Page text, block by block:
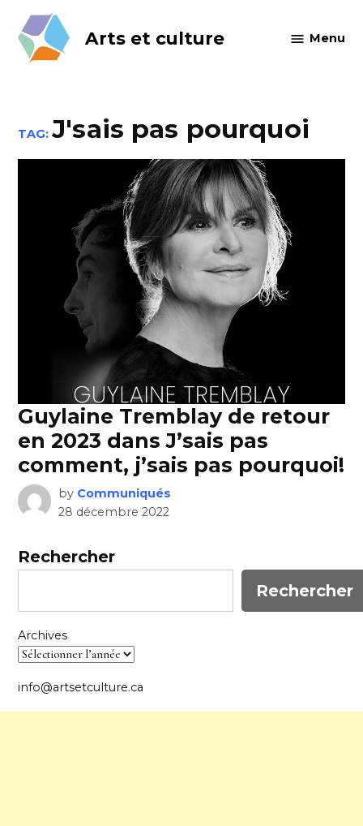
content
Arts et culture Menu
TAG:J'sais pas pourquoi
Guylaine Tremblay de retour
en 2023 dans J’sais pas
comment, j’sais pas pourquoi!
by Communiqués
28 décembre 2022
Rechercher
Rechercher
Archives
info@artsetculture.ca